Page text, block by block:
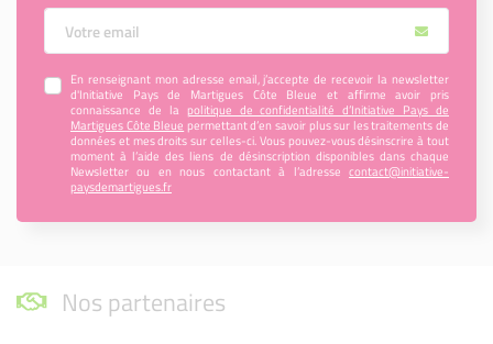
Votre Email
En renseignant mon adresse email, j’accepte de recevoir la newsletter
d'Initiative Pays de Martigues Côte Bleue et affirme avoir pris
connaissance de la politique de confidentialité d’Initiative Pays de
Martigues Côte Bleue permettant d’en savoir plus sur les traitements de
données et mes droits sur celles-ci. Vous pouvez-vous désinscrire à tout
moment à l’aide des liens de désinscription disponibles dans chaque
Newsletter ou en nous contactant à l’adresse contact@initiative-
paysdemartigues.fr
Nos partenaires